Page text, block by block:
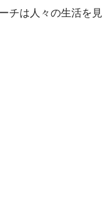
チは人々の生活を見